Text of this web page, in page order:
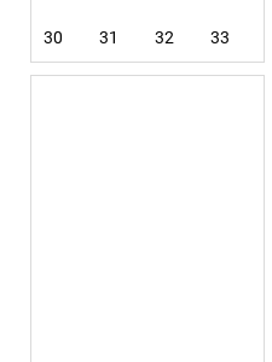
30 31 32 33